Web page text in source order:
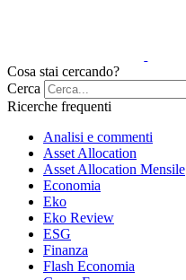
Cosa stai cercando?
Cerca
Ricerche frequenti
Analisi e commenti
Asset Allocation
Asset Allocation Mensile
Economia
Eko
Eko Review
ESG
Finanza
Flash Economia